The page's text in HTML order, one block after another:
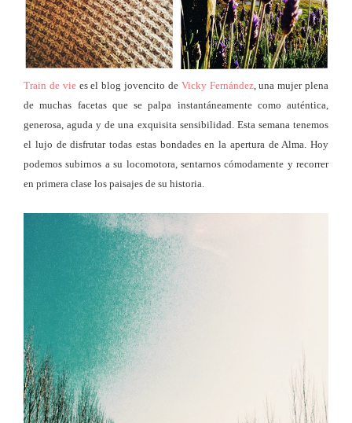
Train de viees el blog jovencito de Vicky Fernández, una mujer plena
de muchas facetas que se palpa instantáneamente como auténtica,
generosa, aguda y de una exquisita sensibilidad. Esta semana tenemos
el lujo de disfrutar todas estas bondades en la apertura de Alma. Hoy
podemos subirnos a su locomotora, sentarnos cómodamente y recorrer
en primera clase los paisajes de su historia.